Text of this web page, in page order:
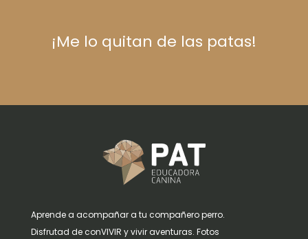
¡Me lo quitan de las patas!
Aprende a acompañar a tu compañero perro.
Disfrutad de conVIVIR y vivir aventuras. Fotos